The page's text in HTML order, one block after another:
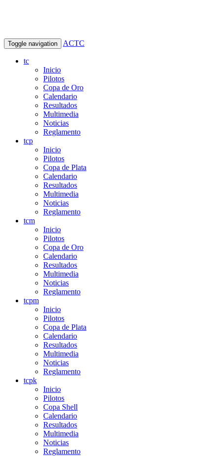
Toggle navigation ACTC
tc
Inicio
Pilotos
Copa de Oro
Calendario
Resultados
Multimedia
Noticias
Reglamento
tcp
Inicio
Pilotos
Copa de Plata
Calendario
Resultados
Multimedia
Noticias
Reglamento
tcm
Inicio
Pilotos
Copa de Oro
Calendario
Resultados
Multimedia
Noticias
Reglamento
tcpm
Inicio
Pilotos
Copa de Plata
Calendario
Resultados
Multimedia
Noticias
Reglamento
tcpk
Inicio
Pilotos
Copa Shell
Calendario
Resultados
Multimedia
Noticias
Reglamento